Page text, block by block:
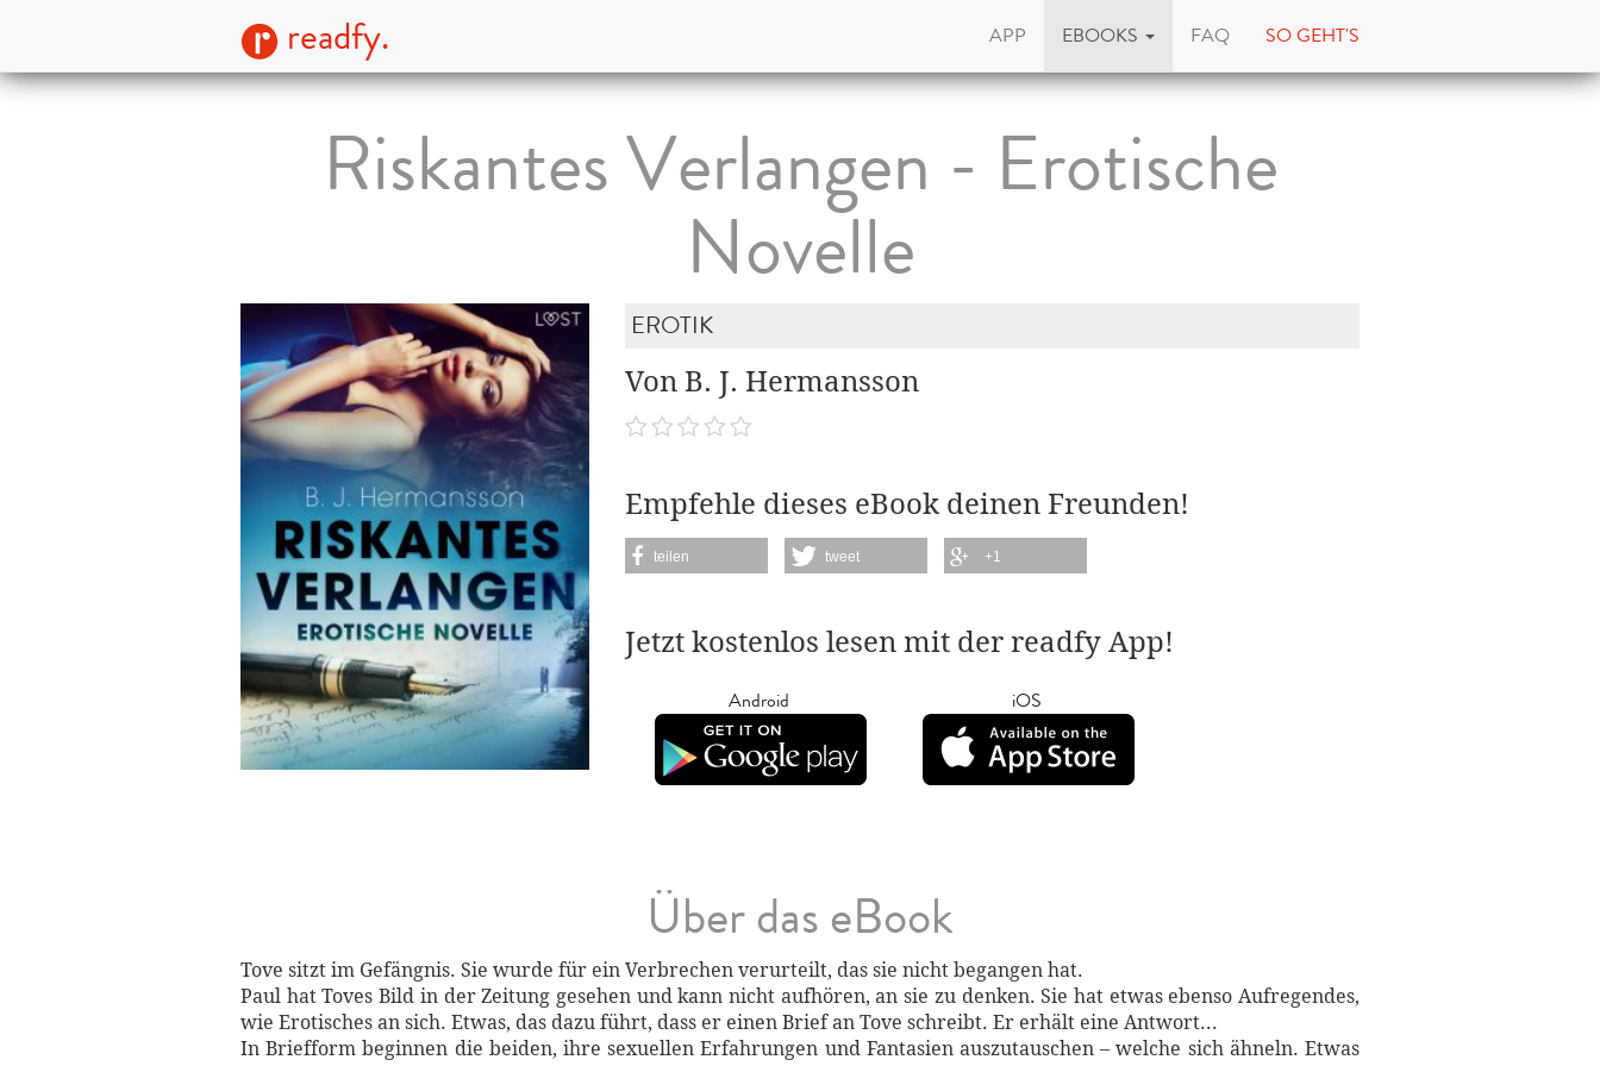
readfy. APP EBOOKS FAQ SO GEHT'S
Riskantes Verlangen - Erotische
Novelle
EROTIK
Von B. J. Hermansson
Empfehle dieses eBook deinen Freunden!
teilen tweet +1
Jetzt kostenlos lesen mit der readfy App!
Android iOS
Über das eBook
Tove sitzt im Gefängnis. Sie wurde für ein Verbrechen verurteilt, das sie nicht begangen hat.
Paul hat Toves Bild in der Zeitung gesehen und kann nicht aufhören, an sie zu denken. Sie hat etwas ebenso Aufregendes,
wie Erotisches an sich. Etwas, das dazu führt, dass er einen Brief an Tove schreibt. Er erhält eine Antwort...
In Briefform beginnen die beiden, ihre sexuellen Erfahrungen und Fantasien auszutauschen – welche sich ähneln. Etwas